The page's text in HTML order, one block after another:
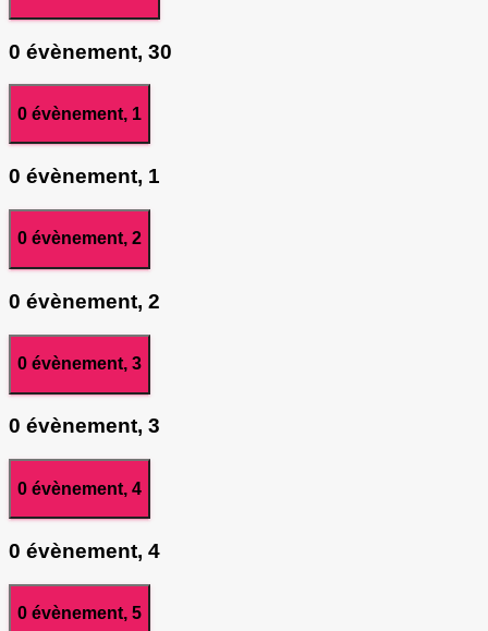
0 évènement, 30
0 évènement, 1
0 évènement, 1
0 évènement, 2
0 évènement, 2
0 évènement, 3
0 évènement, 3
0 évènement, 4
0 évènement, 4
0 évènement, 5